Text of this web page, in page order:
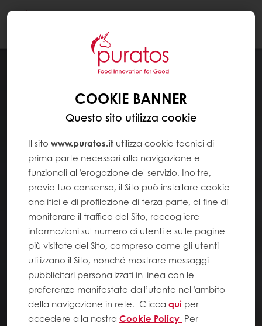
COOKIE BANNER
Questo sito utilizza cookie
Il sito www.puratos.it utilizza cookie tecnici di
prima parte necessari alla navigazione e
funzionali all’erogazione del servizio. Inoltre,
previo tuo consenso, il Sito può installare cookie
analitici e di profilazione di terza parte, al fine di
monitorare il traffico del Sito, raccogliere
informazioni sul numero di utenti e sulle pagine
più visitate del Sito, compreso come gli utenti
utilizzano il Sito, nonché mostrare messaggi
pubblicitari personalizzati in linea con le
preferenze manifestate dall’utente nell’ambito
della navigazione in rete. Clicca qui per
accedere alla nostra Cookie Policy Per